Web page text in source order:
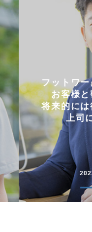
仕事と
両立
コミュニケ
円滑に仕